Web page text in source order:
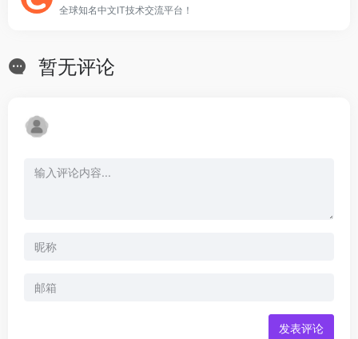
全球知名中文IT技术交流平台！
暂无评论
发表评论